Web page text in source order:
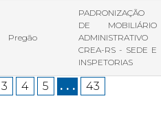
Pregão
PADRONIZAÇÃO
DE MOBILIÁRIO
ADMINISTRATIVO
CREA-RS - SEDE E
INSPETORIAS
3 4 5 . . .
43